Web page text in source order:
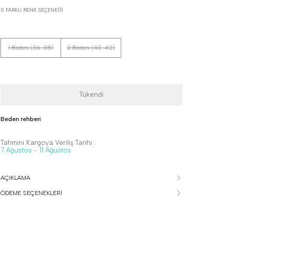
0 FARKLI RENK SEÇENEĞI
1 Beden (36-38) 2 Beden (40-42)
Tükendi
Beden rehberi
Tahmini Kargoya Veriliş Tarihi :
7 Ağustos - 11 Ağustos
AÇIKLAMA
ÖDEME SEÇENEKLERİ